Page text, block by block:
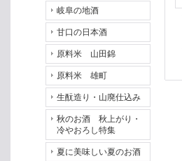
岐阜の地酒
甘口の日本酒
原料米 山田錦
原料米 雄町
生酛造り・山廃仕込み
秋のお酒 秋上がり・
冷やおろし特集
夏に美味しい夏のお酒